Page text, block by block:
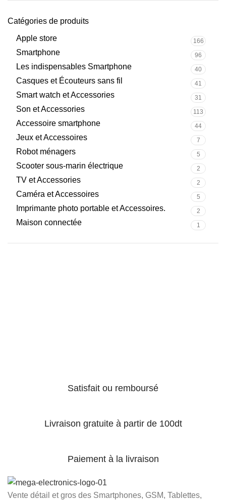
Catégories de produits
Apple store
166
Smartphone 96
Les indispensables Smartphone 40
Casques et Écouteurs sans fil 41
Smart watch et Accessories 31
Son et Accessories 113
Accessoire smartphone 44
Jeux et Accessoires 7
Robot ménagers 5
Scooter sous-marin électrique 2
TV et Accessories 2
Caméra et Accessoires 5
Imprimante photo portable et Accessoires. 2
Maison connectée 1
Satisfait ou remboursé
Livraison gratuite à partir de 100dt
Paiement à la livraison
Vente détail et gros des Smartphones, GSM, Tablettes,